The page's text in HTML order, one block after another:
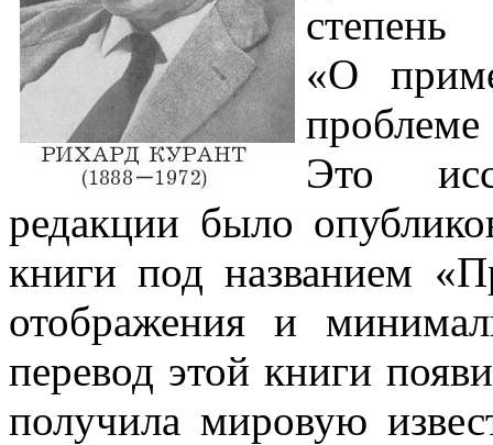
«О
Это
редакции было
книги под названием
отображения и
перевод этой книги
получила мировую